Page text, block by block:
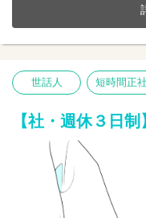
20～70代まで幅広い年齢
今までのご経験やスキル
ます。
【仕事内容】生活サポー
〇食事や入浴の準備などの
〇記録の記入など
※初めての方は先輩が丁
世話人 短時間正
【社・週休３日